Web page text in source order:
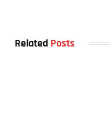
Related Posts